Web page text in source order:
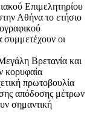
Επιμελητηρίου
Αθήνα το ετήσιο
οι
Βρετανία και
κορυφαία
πρωτοβουλία
απόδοσης μέτρων
σημαντική